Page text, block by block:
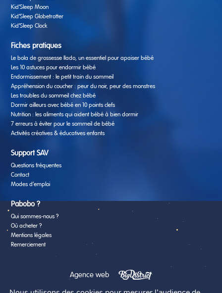
Kid’Sleep Moon
Kid’Sleep Globetrotter
Kid’Sleep Clock
Fiches pratiques
Le bola de grossesse Ilado, un essentiel pour apaiser bébé
Les 10 astuces pour endormir bébé
Endormissement : le petit train du sommeil
Appréhension du coucher : peur du noir, peur des monstres
Les troubles du sommeil chez bébé
Dormir ailleurs avec bébé en 10 points clefs
Nutrition : les aliments qui aident bébé à bien dormir
7 erreurs à éviter pour le sommeil de bébé
Activités créatives & éducatives enfants
Support SAV
Questions fréquentes
Contact
Modes d’emploi
Pabobo ?
Qui sommes-nous ?
Où acheter ?
Mentions légales
Remerciement
Agence web